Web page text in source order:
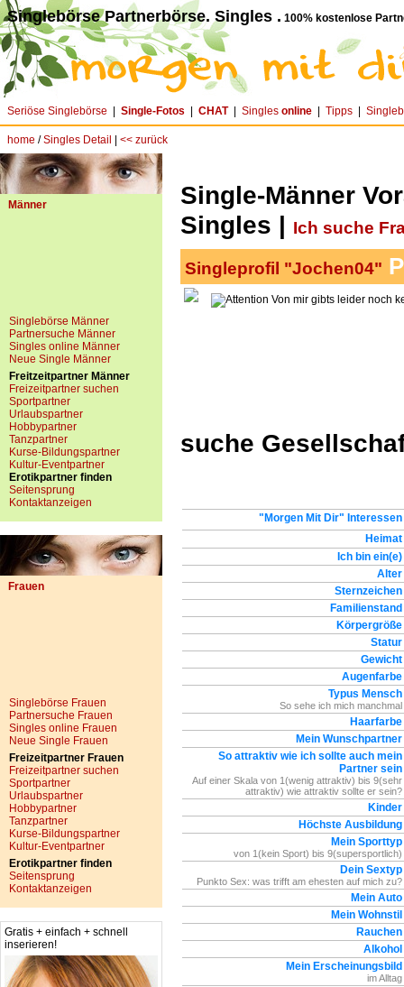
Singlebörse Partnerbörse. Singles . 100% kostenlose
Seriöse Singlebörse Single-Fotos CHAT| Singles online Tipps
home /Singles Detail << zurück
Männer
Singlebörse Männer
Partnersuche Männer
Singles online Männer
Neue Single Männer
Freitzeitpartner Männer
Freizeitpartner suchen
Sportpartner
Urlaubspartner
Hobbypartner
Tanzpartner
Kurse-Bildungspartner
Kultur-Eventpartner
Erotikpartner finden
Seitensprung
Kontaktanzeigen
Frauen
Singlebörse Frauen
Partnersuche Frauen
Singles online Frauen
Neue Single Frauen
Freizeitpartner Frauen
Freizeitpartner suchen
Sportpartner
Urlaubspartner
Hobbypartner
Tanzpartner
Kurse-Bildungspartner
Kultur-Eventpartner
Erotikpartner finden
Seitensprung
Kontaktanzeigen
Gratis + einfach + schnell
inserieren!
Single-Männer
Singles | Ich suche
Singleprofil "Jochen04"
Von mir gibts leider noch
suche
"Morgen Mit Dir" Interessen
Heimat
Ich bin ein(e)
Alter
Sternzeichen
Familienstand
Körpergröße
Statur
Gewicht
Augenfarbe
Typus Mensch
So sehe ich mich manchmal
Haarfarbe
Mein Wunschpartner
So attraktiv wie ich sollte auch mein
Partner sein
Auf einer Skala von 1(wenig attraktiv) bis 9(sehr
attraktiv) wie attraktiv sollte er sein?
Kinder
Höchste Ausbildung
Mein Sporttyp
von 1(kein Sport) bis 9(supersportlich)
Dein Sextyp
Punkto Sex: was trifft am ehesten auf mich zu?
Mein Auto
Mein Wohnstil
Rauchen
Alkohol
Mein Erscheinungsbild
im Alltag